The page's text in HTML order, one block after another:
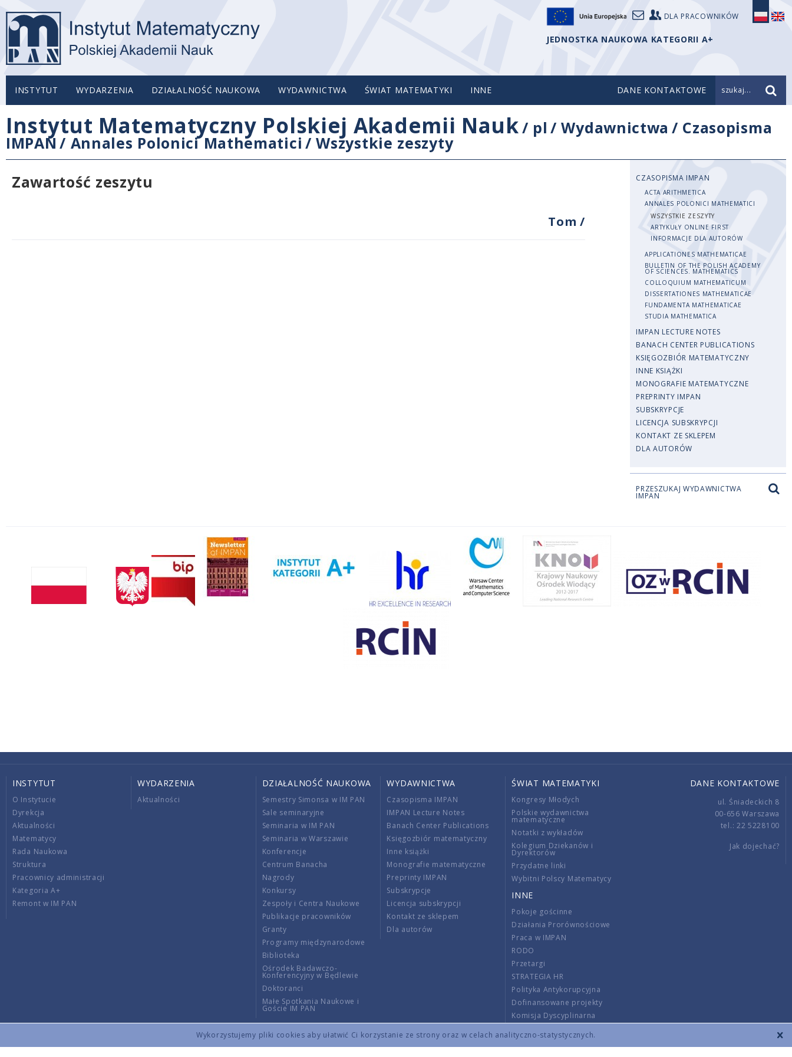
Wykorzystujemy pliki cookies aby ułatwić Ci korzystanie ze strony oraz w celach analityczno-statystycznych.
DLA PRACOWNIKÓW
JEDNOSTKA NAUKOWA KATEGORII A+
INSTYTUT WYDARZENIA DZIAŁALNOŚĆ NAUKOWA WYDAWNICTWA ŚWIAT MATEMATYKI INNE DANE KONTAKTOWE szukaj...
Instytut Matematyczny Polskiej Akademii Nauk/ pl /Wydawnictwa / Czasopisma
IMPAN / Annales Polonici Mathematici /Wszystkie zeszyty
Zawartość zeszytu
Tom/
CZASOPISMA IMPAN
ACTA ARITHMETICA
ANNALES POLONICI MATHEMATICI
WSZYSTKIE ZESZYTY
ARTYKUŁY ONLINE FIRST
INFORMACJE DLA AUTORÓW
APPLICATIONES MATHEMATICAE
BULLETIN OF THE POLISH ACADEMY
OF SCIENCES. MATHEMATICS
COLLOQUIUM MATHEMATICUM
DISSERTATIONES MATHEMATICAE
FUNDAMENTA MATHEMATICAE
STUDIA MATHEMATICA
IMPAN LECTURE NOTES
BANACH CENTER PUBLICATIONS
KSIĘGOZBIÓR MATEMATYCZNY
INNE KSIĄŻKI
MONOGRAFIE MATEMATYCZNE
PREPRINTY IMPAN
SUBSKRYPCJE
LICENCJA SUBSKRYPCJI
KONTAKT ZE SKLEPEM
DLA AUTORÓW
PRZESZUKAJ WYDAWNICTWA
IMPAN
INSTYTUT
O Instytucie
Dyrekcja
Aktualności
Matematycy
Rada Naukowa
Struktura
Pracownicy administracji
Kategoria A+
Remont w IM PAN
WYDARZENIA
Aktualności
DZIAŁALNOŚĆ NAUKOWA
Semestry Simonsa w IM PAN
Sale seminaryjne
Seminaria w IM PAN
Seminaria w Warszawie
Konferencje
Centrum Banacha
Nagrody
Konkursy
Zespoły i Centra Naukowe
Publikacje pracowników
Granty
Programy międzynarodowe
Biblioteka
Ośrodek Badawczo-
Konferencyjny w Będlewie
Doktoranci
Małe Spotkania Naukowe i
Goście IM PAN
WYDAWNICTWA
Czasopisma IMPAN
IMPAN Lecture Notes
Banach Center Publications
Księgozbiór matematyczny
Inne książki
Monografie matematyczne
Preprinty IMPAN
Subskrypcje
Licencja subskrypcji
Kontakt ze sklepem
Dla autorów
ŚWIAT MATEMATYKI
Kongresy Młodych
Polskie wydawnictwa
matematyczne
Notatki z wykładów
Kolegium Dziekanów i
Dyrektorów
Przydatne linki
Wybitni Polscy Matematycy
INNE
Pokoje gościnne
Działania Prorównościowe
Praca w IMPAN
RODO
Przetargi
STRATEGIA HR
Polityka Antykorupcyjna
Dofinansowane projekty
Komisja Dyscyplinarna
Wnoszenie opłat
DANE KONTAKTOWE
ul. Śniadeckich 8
00-656 Warszawa
tel.: 22 5228100
Jak dojechać?